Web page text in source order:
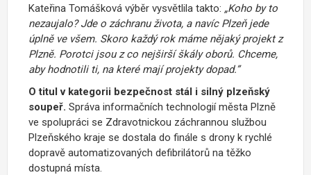
Kateřina Tomášková výběr vysvětlila takto: „Koho by to
nezaujalo? Jde o záchranu života, a navíc Plzeň jede
úplně ve všem. Skoro každý rok máme nějaký projekt z
Plzně. Porotci jsou z co nejširší škály oborů. Chceme,
aby hodnotili ti, na které mají projekty dopad.”
O titul v kategorii bezpečnost stál i silný plzeňský
soupeř. Správa informačních technologií města Plzně
ve spolupráci se Zdravotnickou záchrannou službou
Plzeňského kraje se dostala do finále s drony k rychlé
dopravě automatizovaných defibrilátorů na těžko
dostupná místa.